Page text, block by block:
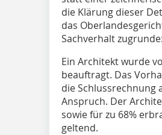
die Klärung dieser
das
Sachverhalt zugrunde:
Ein Architekt wurde
beauftragt. Das
die Schlussrechnung
Anspruch. Der
sowie für zu 68%
geltend.